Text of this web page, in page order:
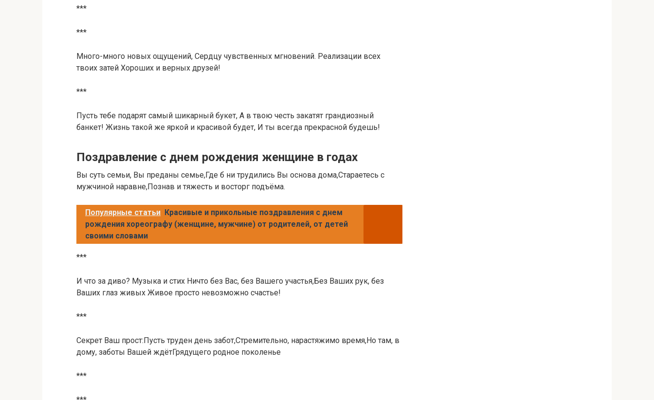
***
***
Много-много новых ощущений, Сердцу чувственных мгновений. Реализации всех
твоих затей Хороших и верных друзей!
***
Пусть тебе подарят самый шикарный букет, А в твою честь закатят грандиозный
банкет! Жизнь такой же яркой и красивой будет, И ты всегда прекрасной будешь!
Поздравление с днем рождения женщине в годах
Вы суть семьи, Вы преданы семье,Где б ни трудились Вы основа дома,Стараетесь с
мужчиной наравне,Познав и тяжесть и восторг подъёма.
Популярные статьи Красивые и прикольные поздравления с днем
рождения хореографу (женщине, мужчине) от родителей, от детей
своими словами
***
И что за диво? Музыка и стих Ничто без Вас, без Вашего участья,Без Ваших рук, без
Ваших глаз живых Живое просто невозможно счастье!
***
Секрет Ваш прост:Пусть труден день забот,Стремительно, нарастяжимо время,Но там, в
дому, заботы Вашей ждётГрядущего родное поколенье
***